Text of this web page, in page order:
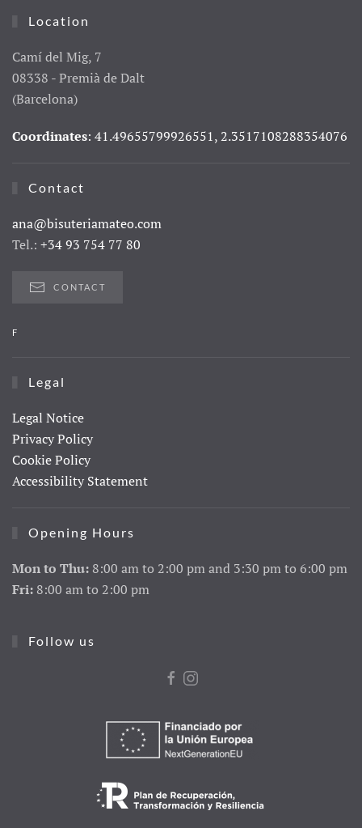
Location
Camí del Mig, 7
08338 - Premià de Dalt
(Barcelona)
Coordinates: 41.49655799926551, 2.3517108288354076
Contact
ana@bisuteriamateo.com
Tel.: +34 93 754 77 80
CONTACT
F
Legal
Legal Notice
Privacy Policy
Cookie Policy
Accessibility Statement
Opening Hours
Mon to Thu: 8:00 am to 2:00 pm and 3:30 pm to 6:00 pm
Fri: 8:00 am to 2:00 pm
Follow us